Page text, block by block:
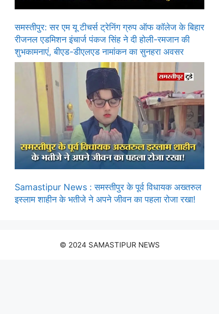
समस्तीपुर: सर एम यू टीचर्स ट्रेनिंग ग्रुप ऑफ कॉलेज के बिहार
रीजनल एडमिशन इंचार्ज पंकज सिंह ने दी होली-रमजान की
शुभकामनाएं, बीएड-डीएलएड नामांकन का सुनहरा अवसर
Samastipur News : समस्तीपुर के पूर्व विधायक अख्तरुल
इस्लाम शाहीन के भतीजे ने अपने जीवन का पहला रोजा रखा!
© 2024 SAMASTIPUR NEWS